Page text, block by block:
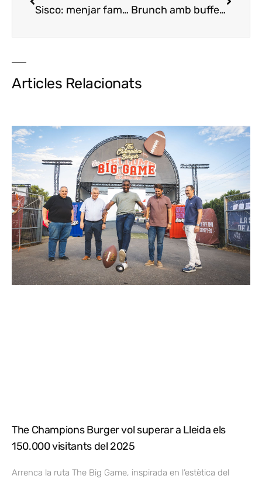
Sisco: menjar familiar amb molt bon servei Brunch amb buffet diari fins a les 17 hores
Articles Relacionats
The Champions Burger vol superar a Lleida els
150.000 visitants del 2025
Arrenca la ruta The Big Game, inspirada en l’estètica del